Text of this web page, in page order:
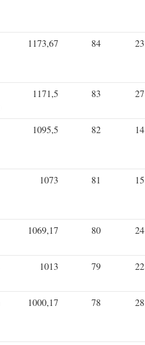
1173,67 84 23
1171,5 83 27
1095,5 82 14
1073 81 15
1069,17 80 24
1013 79 22
1000,17 78 28